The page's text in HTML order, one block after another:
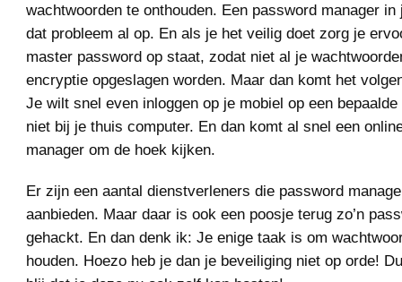
wachtwoorden te onthouden. Een password manager
dat probleem al op. En als je het veilig doet zorg je
master password op staat, zodat niet al je
encryptie opgeslagen worden. Maar dan komt het
Je wilt snel even inloggen op je mobiel op een
niet bij je thuis computer. En dan komt al snel een
manager om de hoek kijken.
Er zijn een aantal dienstverleners die password
aanbieden. Maar daar is ook een poosje terug zo’n
gehackt. En dan denk ik: Je enige taak is om
houden. Hoezo heb je dan je beveiliging niet op orde!